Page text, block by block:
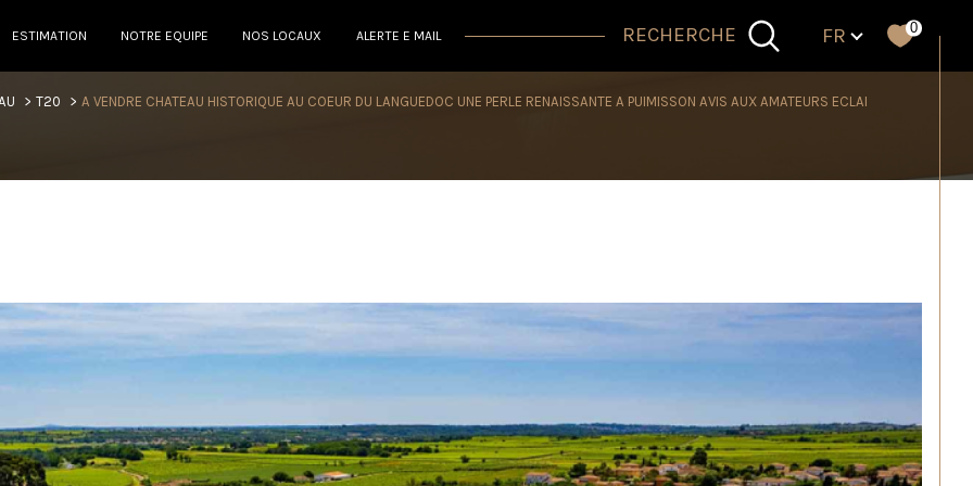
ESTIMATION NOTRE EQUIPE NOS LOCAUX ALERTE E MAIL RECHERCHE Langue
FR 0
voir les1annonces
T20 A VENDRE CHATEAU HISTORIQUE AU COEUR DU LANGUEDOC UNE PERLE RENAISSANTE A PUIMISSON AVIS AUX AMATEURS ECLAI